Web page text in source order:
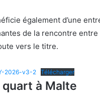
également d’une
de la rencontre entre
vers le titre.
2026-v3-2 Télécharger
à Malte